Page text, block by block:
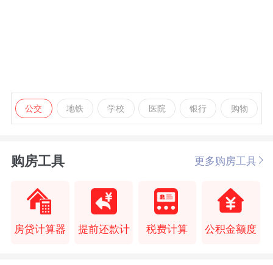
公交 地铁 学校 医院 银行 购物
购房工具 更多购房工具
房贷计算器 提前还款计 税费计算 公积金额度